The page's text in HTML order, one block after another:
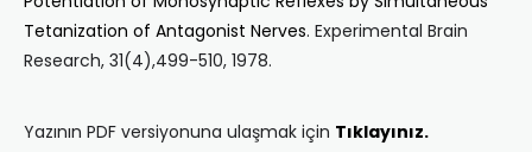
Tetanization of Antagonist Nerves. Experimental Brain
Research, 31(4),499-510, 1978.
Yazının PDF versiyonuna ulaşmak için Tıklayınız.